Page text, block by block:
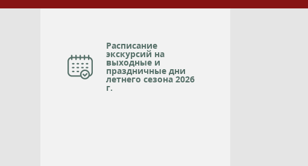
Расписание
экскурсий на
выходные и
праздничные дни
летнего сезона 2026
г.